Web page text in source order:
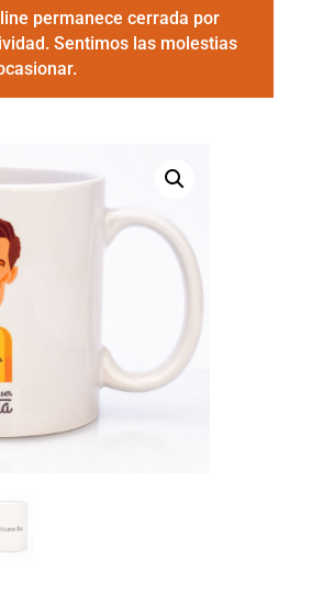
permanece cerrada por
Sentimos las molestias